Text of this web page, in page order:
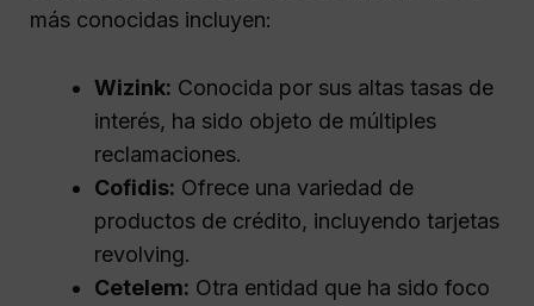
más conocidas incluyen:
Wizink: Conocida por sus altas tasas de
interés, ha sido objeto de múltiples
reclamaciones.
Cofidis: Ofrece una variedad de
productos de crédito, incluyendo tarjetas
revolving.
Cetelem: Otra entidad que ha sido foco